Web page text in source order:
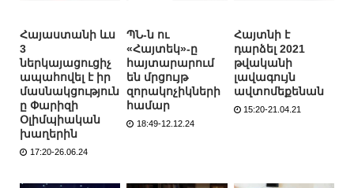
Հայաստանի ևս
3
ներկայացուցիչ
ապահովել է իր
մասնակցություն
ը Փարիզի
Օլիմպիական
խաղերին
17:20-26.06.24
ՊՆ-ն ու
«Հայտեկ»-ը
հայտարարում
են մրցույթ
զորակոչիկների
համար
18:49-12.12.24
Հայտնի է
դարձել 2021
թվականի
լավագույն
ավտոմեքենան
15:20-21.04.21